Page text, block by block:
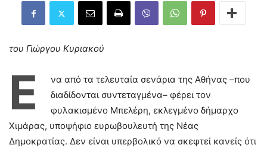
του Γιώργου Κυριακού
Έ
να από τα τελευταία σενάρια της Αθήνας –που
διαδίδονται συντεταγμένα– φέρει τον
φυλακισμένο Μπελέρη, εκλεγμένο δήμαρχο
Χιμάρας, υποψήφιο ευρωβουλευτή της Νέας
Δημοκρατίας. Δεν είναι υπερβολικό να σκεφτεί κανείς ότι